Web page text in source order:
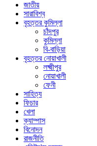
জাতীয়
সারাবিশ্ব
বৃহত্তর কুমিল্লা
চাঁদপুর
কুমিল্লা
বি-বাড়িয়া
বৃহত্তর নোয়াখালী
লক্ষ্মীপুর
নোয়াখালী
ফেনী
সাহিত্য
ফিচার
খেলা
ক্যাম্পাস
বিনোদন
রাজনীতি